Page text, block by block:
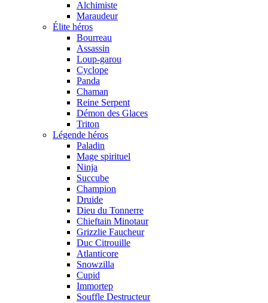
Alchimiste
Maraudeur
Élite héros
Bourreau
Assassin
Loup-garou
Cyclope
Panda
Chaman
Reine Serpent
Démon des Glaces
Triton
Légende héros
Paladin
Mage spirituel
Ninja
Succube
Champion
Druide
Dieu du Tonnerre
Chieftain Minotaur
Grizzlie Faucheur
Duc Citrouille
Atlanticore
Snowzilla
Cupid
Immortep
Souffle Destructeur